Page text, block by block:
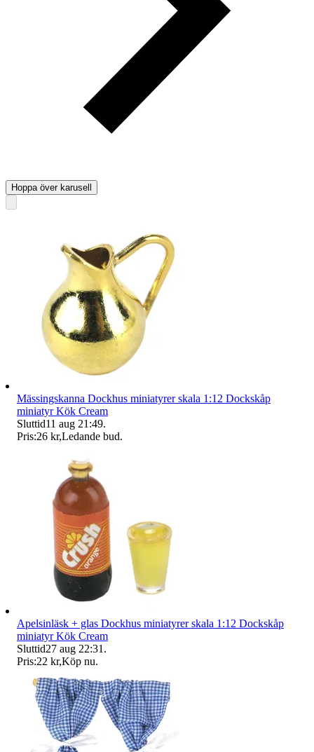
Hoppa över karusell
Mässingskanna Dockhus miniatyrer skala 1:12 Dockskåp
miniatyr Kök Cream
Sluttid11 aug 21:49.
Pris:26 kr,Ledande bud.
Apelsinläsk + glas Dockhus miniatyrer skala 1:12 Dockskåp
miniatyr Kök Cream
Sluttid27 aug 22:31 .
Pris:22 kr,Köp nu.